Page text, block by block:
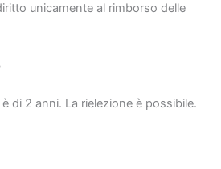
unicamente al rimborso delle
di 2 anni. La rielezione è possibile.